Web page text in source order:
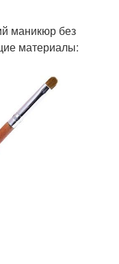
маникюр без
материалы: